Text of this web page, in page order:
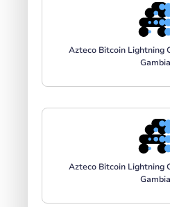
Azteco Bitcoin Lightning
Gambia
Azteco Bitcoin Lightning
Gambia